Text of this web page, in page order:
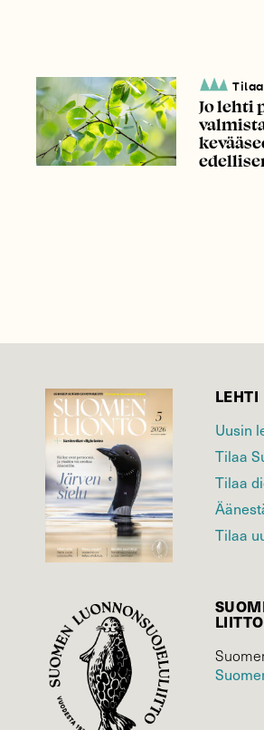
Jo lehti
LEHTI
Uusin
Tilaa
Tilaa
Tilaa
LIITTO